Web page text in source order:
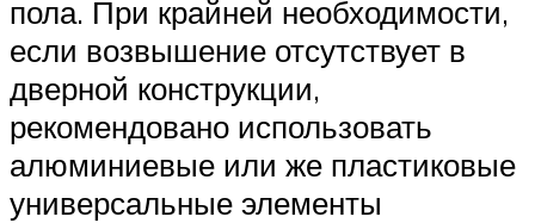
пола. При крайней необходимости,
если возвышение отсутствует в
дверной конструкции,
рекомендовано использовать
алюминиевые или же пластиковые
универсальные элементы